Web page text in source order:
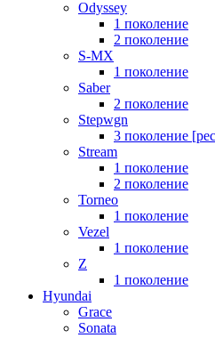
Odyssey
1 поколение
2 поколение
S-MX
1 поколение
Saber
2 поколение
Stepwgn
3 поколение
Stream
1 поколение
2 поколение
Torneo
1 поколение
Vezel
1 поколение
Z
1 поколение
Hyundai
Grace
Sonata